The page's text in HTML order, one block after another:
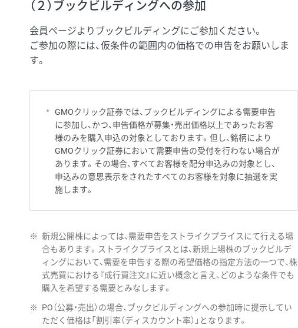
（２）ブックビルディングへの参加
会員ページよりブックビルディングにご参加ください。
ご参加の際には、仮条件の範囲内の価格での申告をお願いしま
す。
GMOクリック証券では、ブックビルディングによる需要申告
に参加し、かつ、申告価格が募集・売出価格以上であったお客
様のみを購入申込の対象としております。但し、銘柄により
GMOクリック証券において需要申告の受付を行わない場合が
あります。その場合、すべてお客様を配分申込みの対象とし、
申込みの意思表示をされたすべてのお客様を対象に抽選を実
施します。
※ 新規公開株によっては、需要申告をストライクプライスにて行える場
合もあります。ストライクプライスとは、新規上場株のブックビルデ
ィングにおいて、需要を申告する際の希望価格の指定方法の一つで、株
式売買における『成行買注文』に近い概念と言え、どのような条件でも
購入を希望する需要とみなします。
※
PO（公募・売出）の場合、ブックビルディングへの参加時に提示してい
ただく価格は「割引率（ディスカウント率）」となります。